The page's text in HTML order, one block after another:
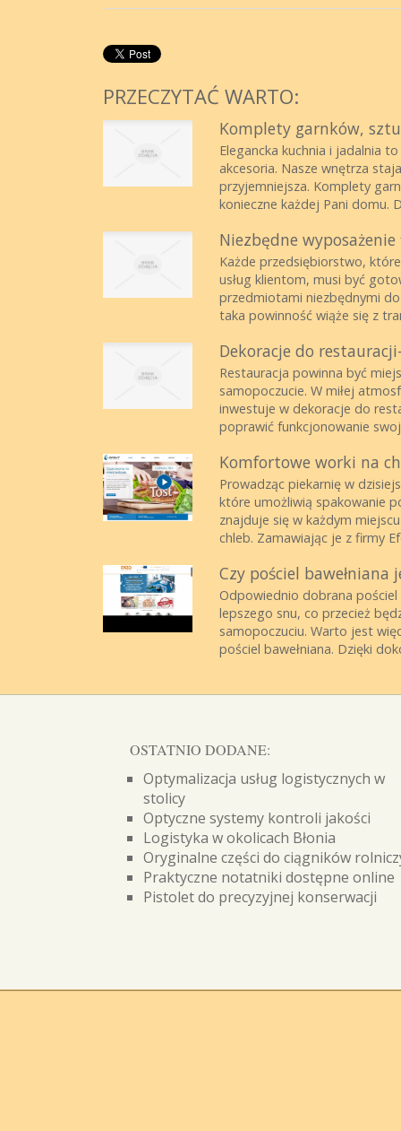
PRZECZYTAĆ WARTO:
Komplety garnków,
Elegancka kuchnia i jadalnia
akcesoria. Nasze wnętrza
przyjemniejsza. Komplety
konieczne każdej Pani domu.
Niezbędne
Każde przedsiębiorstwo,
usług klientom, musi być
przedmiotami niezbędnymi
taka powinność wiąże się z
Dekoracje do
Restauracja powinna być
samopoczucie. W miłej
inwestuje w dekoracje do
poprawić funkcjonowanie
Komfortowe worki na
Prowadząc piekarnię w
które umożliwią spakowanie
znajduje się w każdym
chleb. Zamawiając je z firmy
Czy pościel bawełniana
Odpowiednio dobrana
lepszego snu, co przecież
samopoczuciu. Warto jest
pościel bawełniana. Dzięki
OSTATNIO DODANE:
Optymalizacja usług logistycznych w
stolicy
Optyczne systemy kontroli jakości
Logistyka w okolicach Błonia
Oryginalne części do ciągników
Praktyczne notatniki dostępne online
Pistolet do precyzyjnej konserwacji